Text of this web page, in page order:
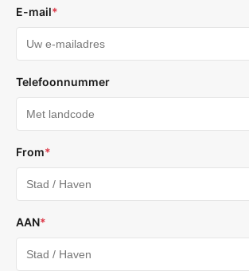
E-mail*
Telefoonnummer
From*
AAN*